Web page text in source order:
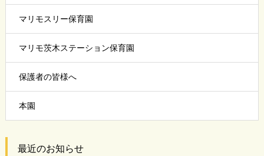
マリモスリー保育園
マリモ茨木ステーション保育園
保護者の皆様へ
本園
最近のお知らせ